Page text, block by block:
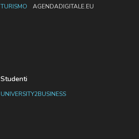
TURISMO
AGENDADIGITALE.EU
Studenti
UNIVERSITY2BUSINESS